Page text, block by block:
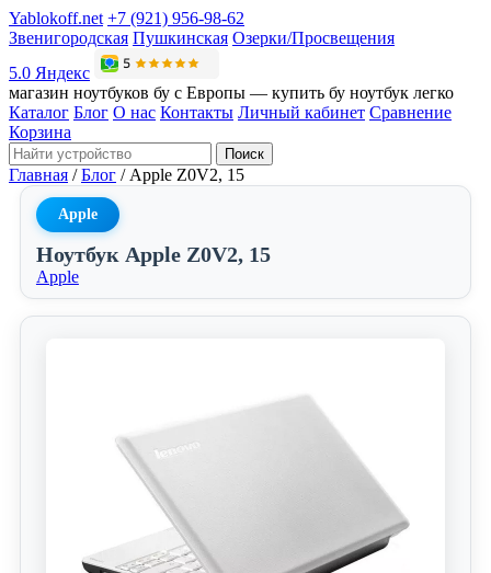
Yablokoff.net +7 (921) 956-98-62
Звенигородская Пушкинская Озерки/Просвещения
5.0 Яндекс
магазин ноутбуков бу с Европы — купить бу ноутбук легко
Каталог Блог О нас Контакты Личный кабинет Сравнение
Корзина
Поиск
Главная / Блог / Apple Z0V2, 15
Apple
Ноутбук Apple Z0V2, 15
Apple